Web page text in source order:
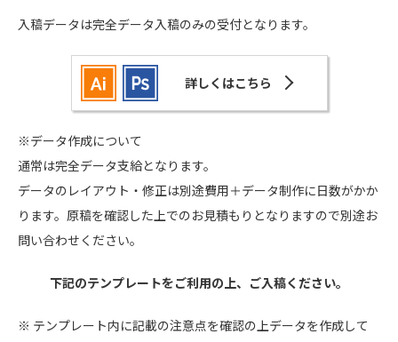
入稿データは完全データ入稿のみの受付となります。
詳しくはこちら
※データ作成について
通常は完全データ支給となります。
データのレイアウト・修正は別途費用＋データ制作に日数がかか
ります。原稿を確認した上でのお見積もりとなりますので別途お
問い合わせください。
下記のテンプレートをご利用の上、ご入稿ください。
テンプレート内に記載の注意点を確認の上データを作成して